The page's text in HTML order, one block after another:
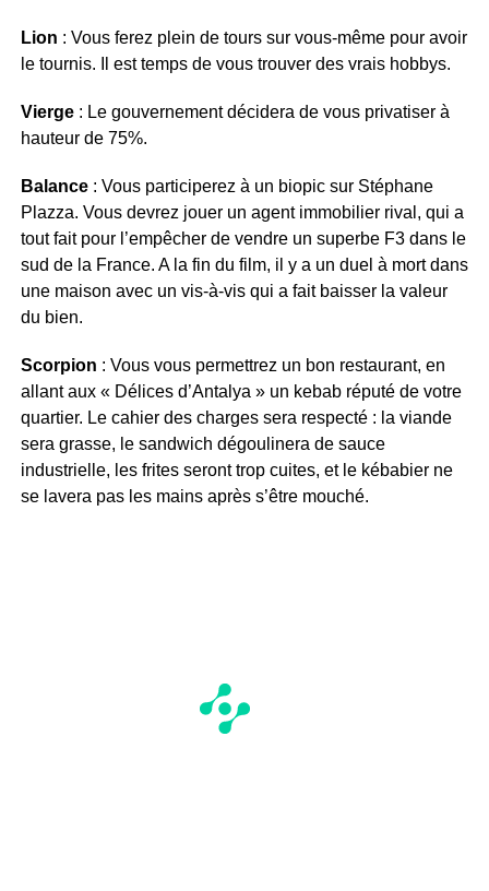
Lion : Vous ferez plein de tours sur vous-même pour avoir
le tournis. Il est temps de vous trouver des vrais hobbys.
Vierge: Le gouvernement décidera de vous privatiser à
hauteur de 75%.
Balance: Vous participerez à un biopic sur Stéphane
Plazza. Vous devrez jouer un agent immobilier rival, qui a
tout fait pour l’empêcher de vendre un superbe F3 dans le
sud de la France. A la fin du film, il y a un duel à mort dans
une maison avec un vis-à-vis qui a fait baisser la valeur
du bien.
Scorpion : Vous vous permettrez un bon restaurant, en
allant aux « Délices d’Antalya » un kebab réputé de votre
quartier. Le cahier des charges sera respecté : la viande
sera grasse, le sandwich dégoulinera de sauce
industrielle, les frites seront trop cuites, et le kébabier ne
se lavera pas les mains après s’être mouché.